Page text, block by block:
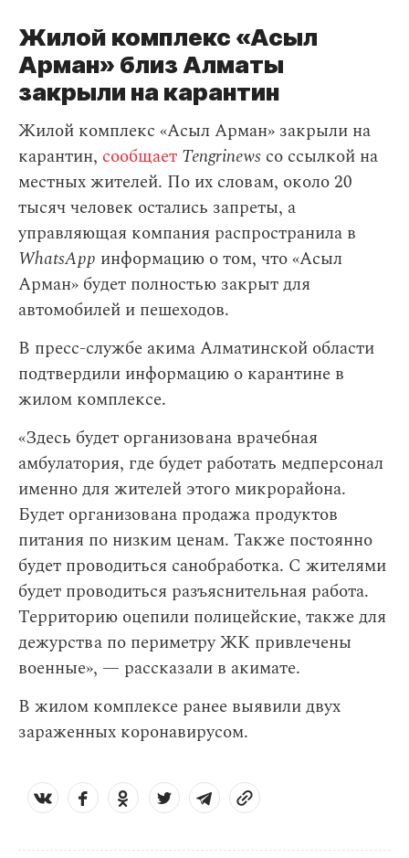
Жилой комплекс «Асыл
Арман» близ Алматы
закрыли на карантин
Жилой комплекс «Асыл Арман» закрыли на
карантин, сообщает Tengrinews со ссылкой на
местных жителей. По их словам, около 20
тысяч человек остались запреты, а
управляющая компания распространила в
WhatsApp информацию о том, что «Асыл
Арман» будет полностью закрыт для
автомобилей и пешеходов.
В пресс-службе акима Алматинской области
подтвердили информацию о карантине в
жилом комплексе.
«Здесь будет организована врачебная
амбулатория, где будет работать медперсонал
именно для жителей этого микрорайона.
Будет организована продажа продуктов
питания по низким ценам. Также постоянно
будет проводиться санобработка. С жителями
будет проводиться разъяснительная работа.
Территорию оцепили полицейские, также для
дежурства по периметру ЖК привлечены
военные», — рассказали в акимате.
В жилом комплексе ранее выявили двух
зараженных коронавирусом.